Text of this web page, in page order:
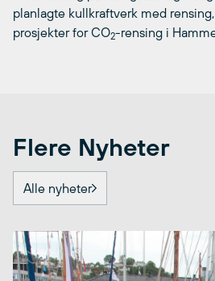
planlagte kullkraftverk med
prosjekter for CO2-rensing i
Flere Nyheter
Alle nyheter